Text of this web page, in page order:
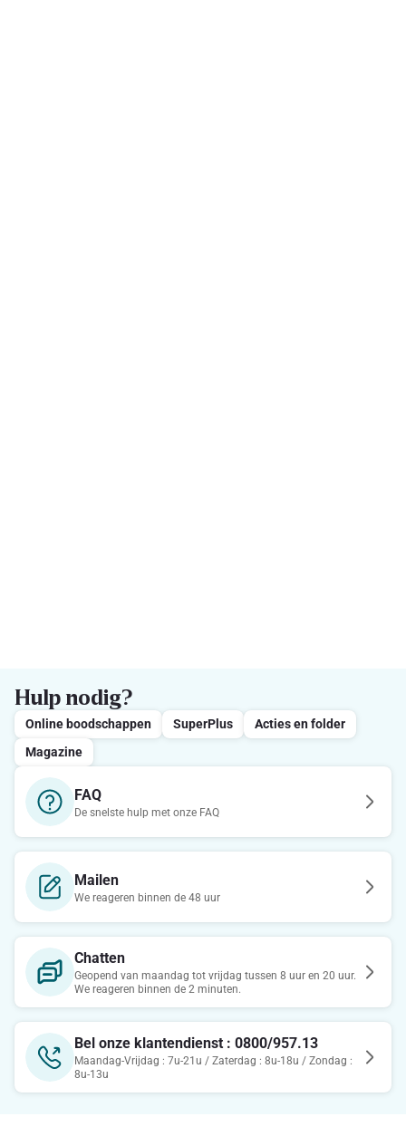
Hulp nodig?
Online boodschappen SuperPlus
Acties en folder
Magazine
FAQ
De snelste hulp met onze FAQ
Mailen
We reageren binnen de 48 uur
Chatten
Geopend van maandag tot vrijdag tussen 8 uur en 20 uur.
We reageren binnen de 2 minuten.
Bel onze klantendienst : 0800/957.13
Maandag-Vrijdag : 7u-21u / Zaterdag : 8u-18u / Zondag :
8u-13u